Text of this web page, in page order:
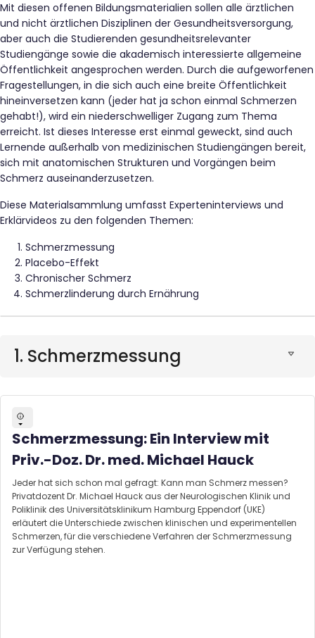
Mit diesen offenen Bildungsmaterialien sollen alle ärztlichen
und nicht ärztlichen Disziplinen der Gesundheitsversorgung,
aber auch die Studierenden gesundheitsrelevanter
Studiengänge sowie die akademisch interessierte allgemeine
Öffentlichkeit angesprochen werden. Durch die aufgeworfenen
Fragestellungen, in die sich auch eine breite Öffentlichkeit
hineinversetzen kann (jeder hat ja schon einmal Schmerzen
gehabt!), wird ein niederschwelliger Zugang zum Thema
erreicht. Ist dieses Interesse erst einmal geweckt, sind auch
Lernende außerhalb von medizinischen Studiengängen bereit,
sich mit anatomischen Strukturen und Vorgängen beim
Schmerz auseinanderzusetzen.
Diese Materialsammlung umfasst Experteninterviews und
Erklärvideos zu den folgenden Themen:
Schmerzmessung
Placebo-Effekt
Chronischer Schmerz
Schmerzlinderung durch Ernährung
1. Schmerzmessung
Schmerzmessung: Ein Interview mit
Priv.-Doz. Dr. med. Michael Hauck
Jeder hat sich schon mal gefragt: Kann man Schmerz messen?
Privatdozent Dr. Michael Hauck aus der Neurologischen Klinik und
Poliklinik des Universitätsklinikum Hamburg Eppendorf (UKE)
erläutert die Unterschiede zwischen klinischen und experimentellen
Schmerzen, für die verschiedene Verfahren der Schmerzmessung
zur Verfügung stehen.